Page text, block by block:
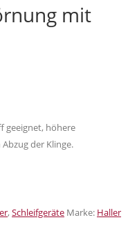
mit
geeignet, höhere
der Klinge.
,Schleifgeräte Marke: Haller